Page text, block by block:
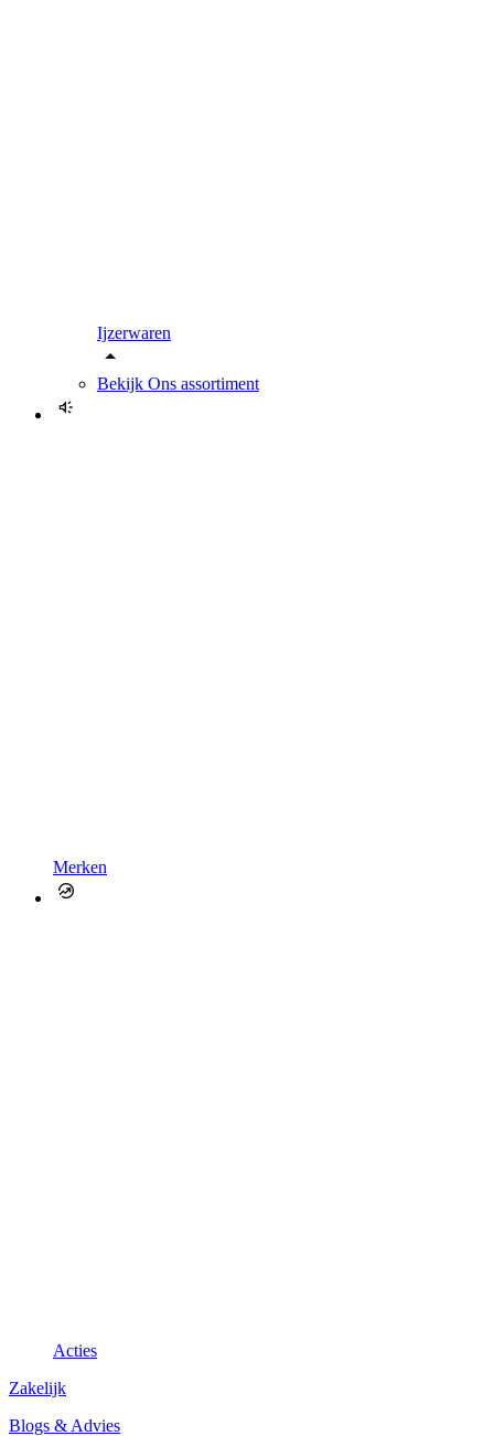
Ijzerwaren
Bekijk Ons assortiment
Merken
Acties
Zakelijk
Blogs & Advies